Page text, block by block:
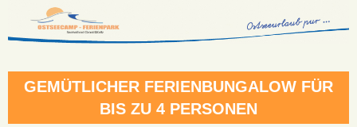
GEMÜTLICHER FERIENBUNGALOW FÜR
BIS ZU 4 PERSONEN